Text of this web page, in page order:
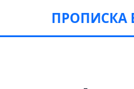
ПРОПИСКА